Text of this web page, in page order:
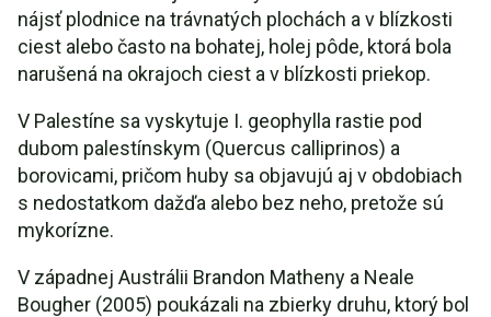
nájsť plodnice na trávnatých plochách a v blízkosti
ciest alebo často na bohatej, holej pôde, ktorá bola
narušená na okrajoch ciest a v blízkosti priekop.
V Palestíne sa vyskytuje I. geophylla rastie pod
dubom palestínskym (Quercus calliprinos) a
borovicami, pričom huby sa objavujú aj v obdobiach
s nedostatkom dažďa alebo bez neho, pretože sú
mykorízne.
V západnej Austrálii Brandon Matheny a Neale
Bougher (2005) poukázali na zbierky druhu, ktorý bol